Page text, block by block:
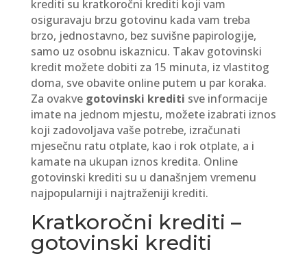
krediti su kratkoročni krediti koji vam
osiguravaju brzu gotovinu kada vam treba
brzo, jednostavno, bez suvišne papirologije,
samo uz osobnu iskaznicu. Takav gotovinski
kredit možete dobiti za 15 minuta, iz vlastitog
doma, sve obavite online putem u par koraka.
Za ovakve gotovinski krediti sve informacije
imate na jednom mjestu, možete izabrati iznos
koji zadovoljava vaše potrebe, izračunati
mjesečnu ratu otplate, kao i rok otplate, a i
kamate na ukupan iznos kredita. Online
gotovinski krediti su u današnjem vremenu
najpopularniji i najtraženiji krediti.
Kratkoročni krediti –
gotovinski krediti